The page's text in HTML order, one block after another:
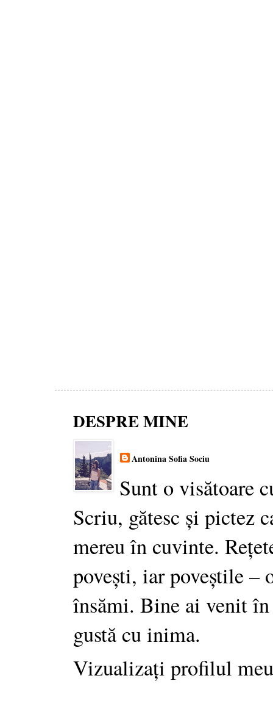
DESPRE MINE
Antonina Sofia Sociu
Sunt o visătoare
Scriu, gătesc și pictez
mereu în cuvinte.
povești, iar poveștile –
însămi. Bine ai venit
gustă cu inima.
Vizualizați profilul